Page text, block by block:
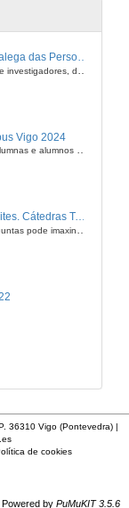
G-Night 2023. Noite Galega das Persoas Investigadoras. Conciencias creativas
Vigo 2024
Preto de medio millar de alumnas e alumnos buscan coñecer máis de preto as oportunidades que lles achegan as arredor de medio cento de empresas que participan na edición viguesa da feira. Xunto coa visita aos stands, durante a feria desenvólvense varias actividades complementarias, como obradoiros, conversas, mesas redondas ou o pasaporte de empregabilidade, un espazo no que poderán recibir asesoramento sobre o seu CV.
Imaxinémonos sen límites. Cátedras Telefónica
36310 Vigo (Pontevedra) |
de cookies
Powered by PuMuKIT 3.5.6